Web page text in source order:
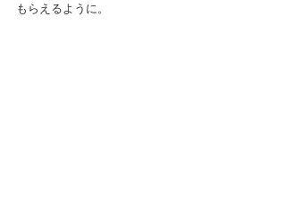
もらえるように。